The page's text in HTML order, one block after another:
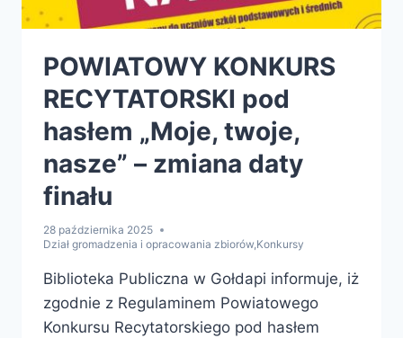
POWIATOWY KONKURS
RECYTATORSKI pod
hasłem „Moje, twoje,
nasze” – zmiana daty
finału
28 października 2025
Dział gromadzenia i opracowania zbiorów,Konkursy
Biblioteka Publiczna w Gołdapi informuje, iż
zgodnie z Regulaminem Powiatowego
Konkursu Recytatorskiego pod hasłem